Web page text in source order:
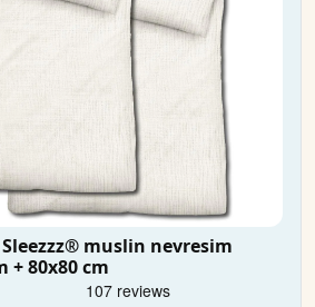
muslin nevresim
+ 80x80 cm